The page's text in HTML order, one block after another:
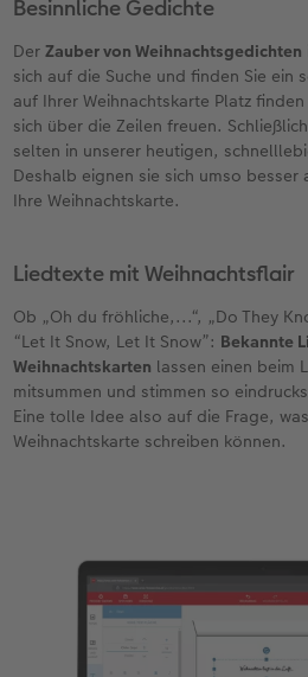
Besinnliche Gedichte
DerZauber von Weihnachtsgedichten
sich auf die Suche und finden Sie ein
auf Ihrer Weihnachtskarte Platz
sich über die Zeilen freuen.
selten in unserer heutigen,
Deshalb eignen sie sich umso
Ihre Weihnachtskarte.
Liedtexte mit Weihnachtsflair
Ob „Oh du fröhliche,...“, „Do They
“Let It Snow, Let It Snow”: Bekannte
Weihnachtskarten lassen einen beim
mitsummen und stimmen so
Eine tolle Idee also auf die Frage,
Weihnachtskarte schreiben können.